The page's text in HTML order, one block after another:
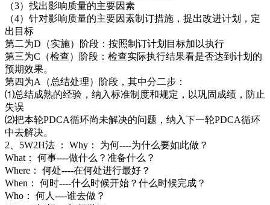
（3）找出影响质量的主要因素
（4）针对影响质量的主要因素制订措施，提出改进计划，定
出目标
第二为D（实施）阶段：按照制订计划目标加以执行
第三为C（检查）阶段：检查实际执行结果看是否达到计划的
预期效果。
第四为A（总结处理）阶段，其中分二步：
⑴总结成熟的经验，纳入标准制度和规定，以巩固成绩，防止
失误
⑵把本轮PDCA循环尚未解决的问题，纳入下一轮PDCA循环
中去解决。
2、5W2H法 ： Why： 为何----为什么要如此做？
What： 何事----做什么？准备什么？
Where： 何处----在何处进行最好？
When： 何时----什么时候开始？什么时候完成？
Who： 何人----谁去做？